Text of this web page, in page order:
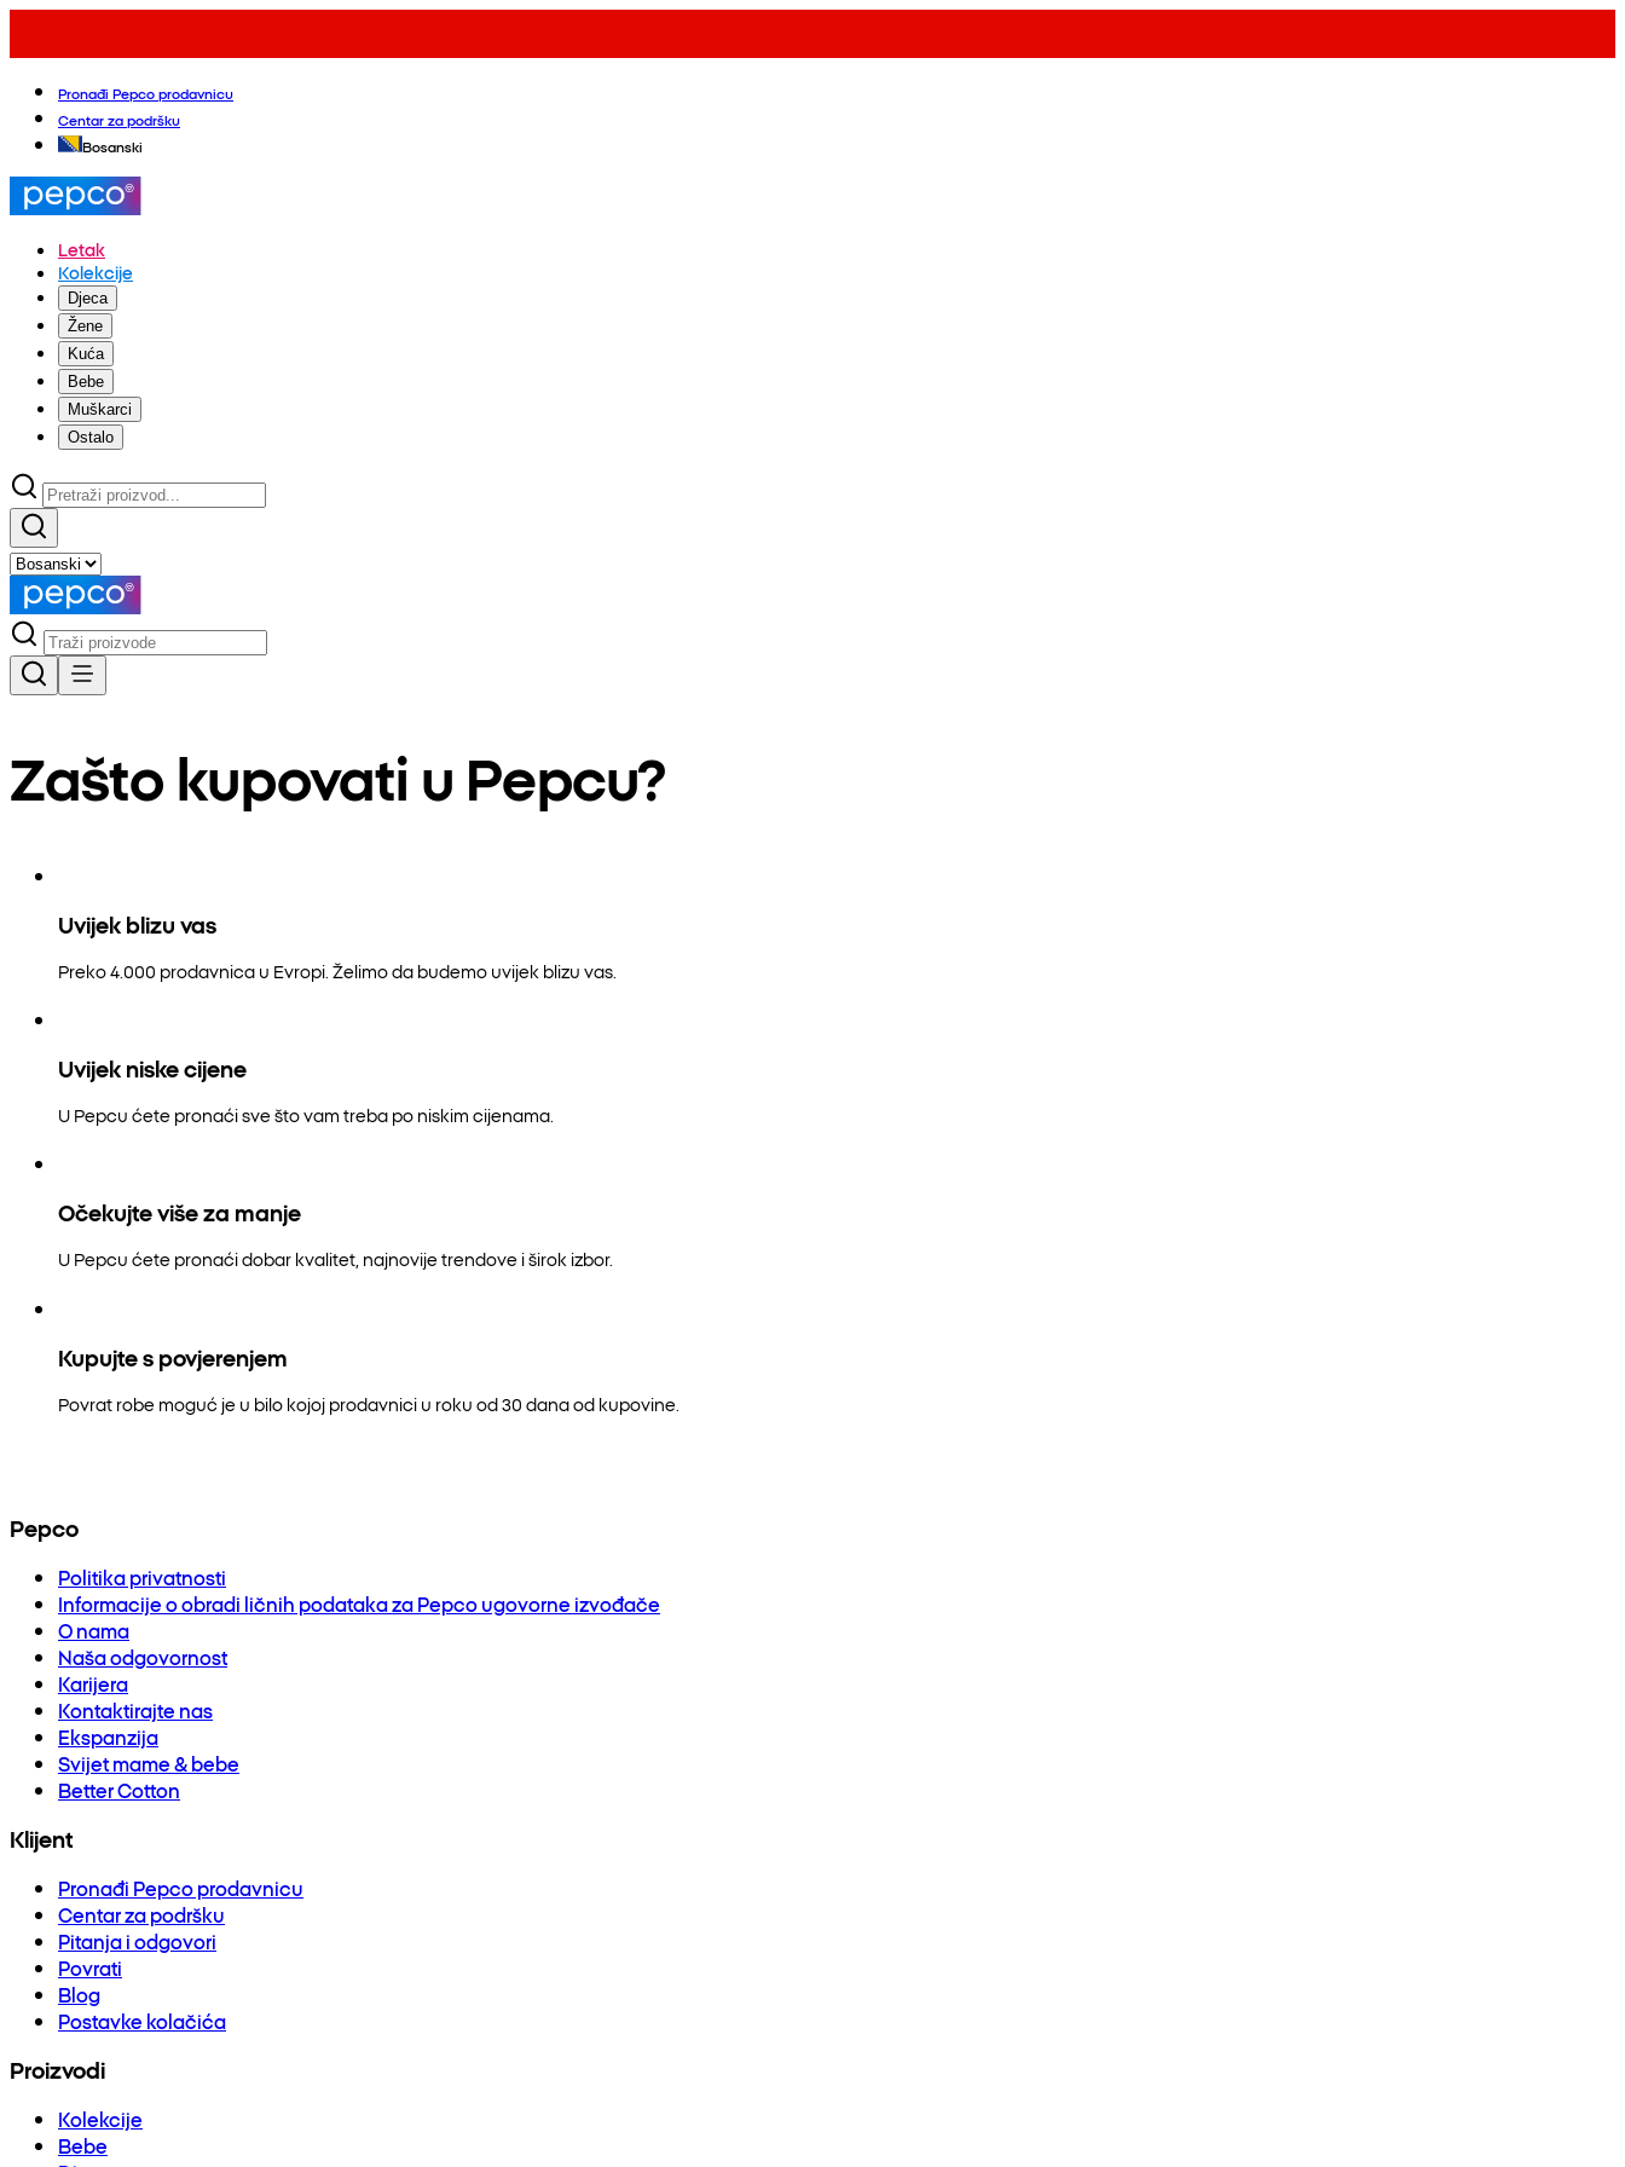
Pronađi Pepco prodavnicu
Centar za podršku
Bosanski
Letak
Kolekcije
Djeca
Žene
Kuća
Bebe
Muškarci
Ostalo
Zašto kupovati u Pepcu?
Uvijek blizu vas
Preko 4.000 prodavnica u Evropi. Želimo da budemo uvijek blizu vas.
Uvijek niske cijene
U Pepcu ćete pronaći sve što vam treba po niskim cijenama.
Očekujte više za manje
U Pepcu ćete pronaći dobar kvalitet, najnovije trendove i širok izbor.
Kupujte s povjerenjem
Povrat robe moguć je u bilo kojoj prodavnici u roku od 30 dana od kupovine.
Pepco
Politika privatnosti
Informacije o obradi ličnih podataka za Pepco ugovorne izvođače
O nama
Naša odgovornost
Karijera
Kontaktirajte nas
Ekspanzija
Svijet mame & bebe
Better Cotton
Klijent
Pronađi Pepco prodavnicu
Centar za podršku
Pitanja i odgovori
Povrati
Blog
Postavke kolačića
Proizvodi
Kolekcije
Bebe